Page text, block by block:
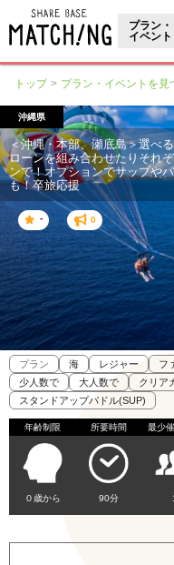
プラン・
イベント
トップ プラン・イベントを見
沖縄県
＜沖縄・本部、瀬底島＞選べ
ローンを組み合わせたりそれ
ンで！オプションでサップや
も！卒旅応援
- 0
プラン 海 レジャー フ
少人数で
大人数で クリア
スタンドアップパドル(SUP)
年齢制限
０歳から
所要時間
90分
最少